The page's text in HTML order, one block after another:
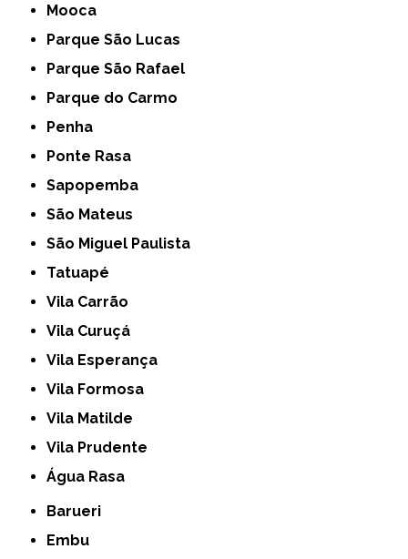
Mooca
Parque São Lucas
Parque São Rafael
Parque do Carmo
Penha
Ponte Rasa
Sapopemba
São Mateus
São Miguel Paulista
Tatuapé
Vila Carrão
Vila Curuçá
Vila Esperança
Vila Formosa
Vila Matilde
Vila Prudente
Água Rasa
Barueri
Embu